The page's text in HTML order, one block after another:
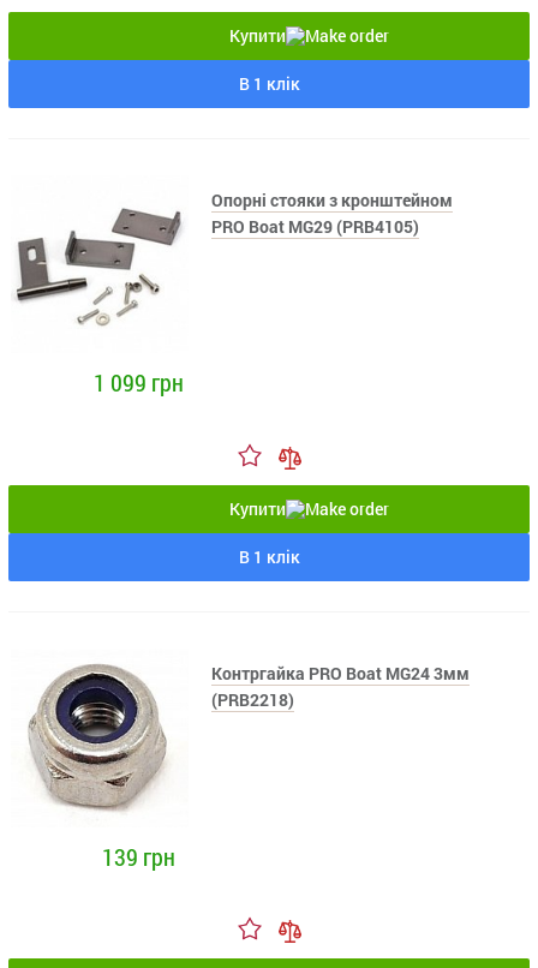
Купити
В 1 клік
Опорні стояки з кронштейном
PRO Boat MG29 (PRB4105)
1 099 грн
Купити
В 1 клік
Контргайка PRO Boat MG24 3мм
(PRB2218)
139 грн